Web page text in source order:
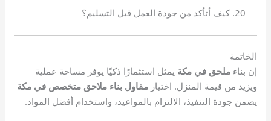
كيف أتأكد من جودة العمل قبل التسليم؟
الخاتمة
إن بناءملحق في مكة يمثل استثمارًا ذكيًا يوفر مساحة عملية
ويزيد من قيمة المنزل. اختيارمقاول بناء ملاحق متخصص في مكة
يضمن جودة التنفيذ، الالتزام بالمواعيد، واستخدام أفضل المواد.